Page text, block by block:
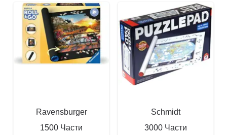
Ravensburger
1500 Части
Schmidt
3000 Части